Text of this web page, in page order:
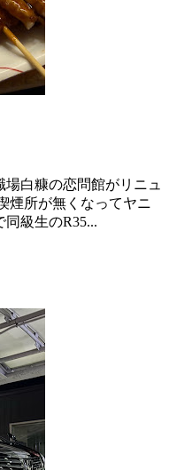
白糠の恋問館がリニュ
煙所が無くなってヤニ
級生のR35...